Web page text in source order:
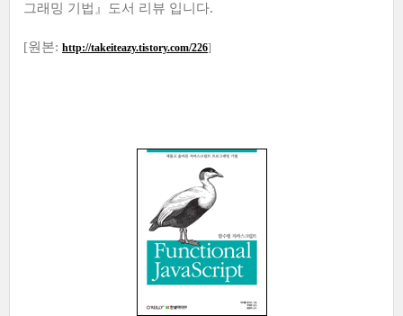
그래밍 기법』도서 리뷰 입니다.
[원본: http://takeiteazy.tistory.com/226]